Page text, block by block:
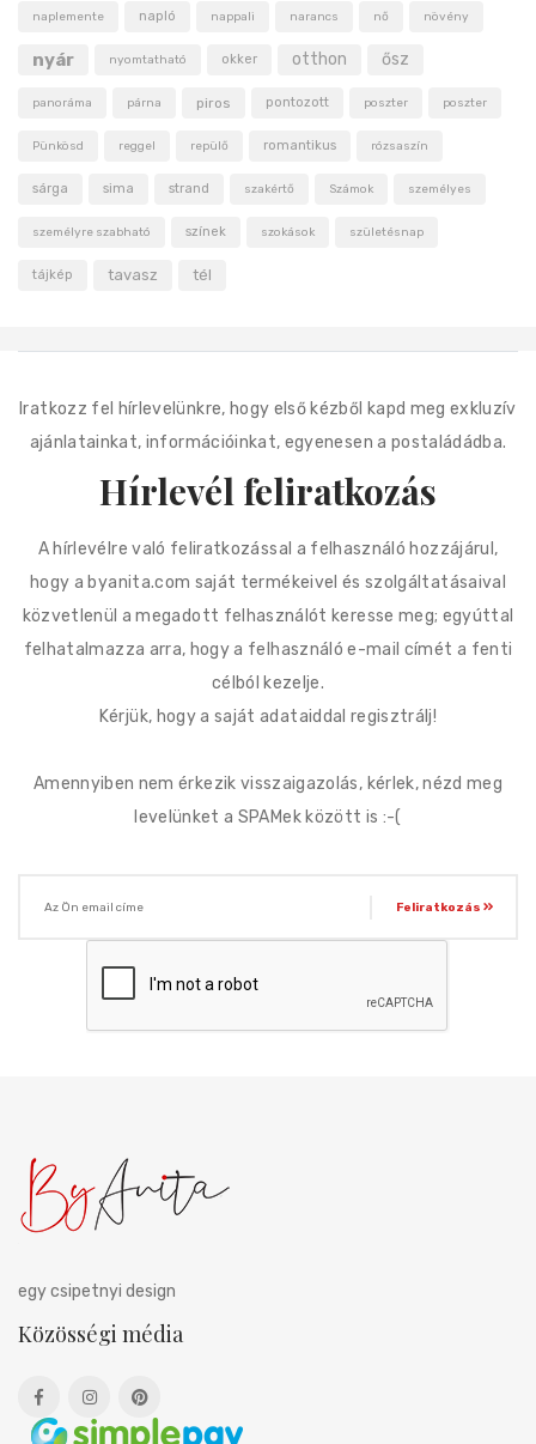
naplemente napló nappali narancs nő növény
nyár nyomtatható okker otthon ősz
panoráma párna piros pontozott poszter poszter
Pünkösd reggel repülő romantikus rózsaszín
sárga sima strand szakértő Számok személyes
személyre szabható színek szokások születésnap
tájkép tavasz tél
Iratkozz fel hírlevelünkre, hogy első kézből kapd meg exkluzív
ajánlatainkat, információinkat, egyenesen a postaládádba.
Hírlevél feliratkozás
A hírlevélre való feliratkozással a felhasználó hozzájárul,
hogy a byanita.com saját termékeivel és szolgáltatásaival
közvetlenül a megadott felhasználót keresse meg; egyúttal
felhatalmazza arra, hogy a felhasználó e-mail címét a fenti
célból kezelje.
Kérjük, hogy a saját adataiddal regisztrálj!
Amennyiben nem érkezik visszaigazolás, kérlek, nézd meg
levelünket a SPAMek között is :-(
Feliratkozás
egy csipetnyi design
Közösségi média